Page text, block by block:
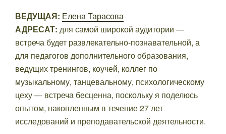
ВЕДУЩАЯ: Елена Тарасова
АДРЕСАТ: для самой широкой аудитории —
встреча будет развлекательно-познавательной, а
для педагогов дополнительного образования,
ведущих тренингов, коучей, коллег по
музыкальному, танцевальному, психологическому
цеху — встреча бесценна, поскольку я поделюсь
опытом, накопленным в течение 27 лет
исследований и преподавательской деятельности.